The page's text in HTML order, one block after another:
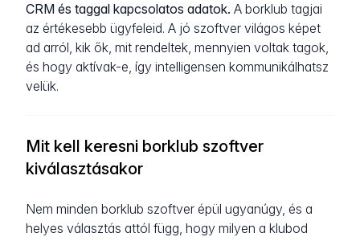
CRM és taggal kapcsolatos adatok. A borklub tagjai
az értékesebb ügyfeleid. A jó szoftver világos képet
ad arról, kik ők, mit rendeltek, mennyien voltak tagok,
és hogy aktívak-e, így intelligensen kommunikálhatsz
velük.
Mit kell keresni borklub szoftver
kiválasztásakor
Nem minden borklub szoftver épül ugyanúgy, és a
helyes választás attól függ, hogy milyen a klubod